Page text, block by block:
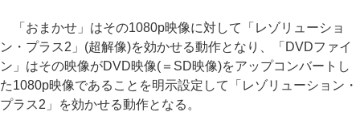
「おまかせ」はその1080p映像に対して「レゾリューショ
ン・プラス2」(超解像)を効かせる動作となり、「DVDファイ
ン」はその映像がDVD映像(＝SD映像)をアップコンバートし
た1080p映像であることを明示設定して「レゾリューション・
プラス2」を効かせる動作となる。